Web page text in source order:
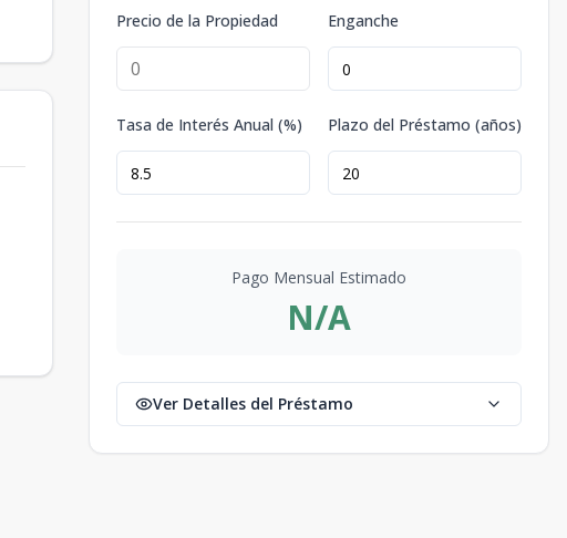
Precio de la Propiedad Enganche
Tasa de Interés Anual (%) Plazo del Préstamo (años)
Pago Mensual Estimado
N/A
Ver Detalles del Préstamo